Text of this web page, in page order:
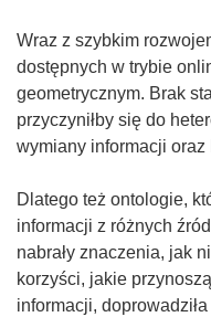
Wraz z szybkim
dostępnych w trybie
geometrycznym. Brak
przyczyniłby się do
wymiany informacji oraz
Dlatego też ontologie,
informacji z różnych
nabrały znaczenia, jak
korzyści, jakie
informacji,